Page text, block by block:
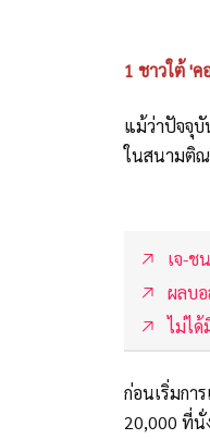
1 ชาวใต้ 'ค
แม้ว่าปัจจุบั
ในสนามติณ
เจ-ช
ผลบ
ไม่ไ
ก่อนเริ่มกา
20,000 ที่นั่